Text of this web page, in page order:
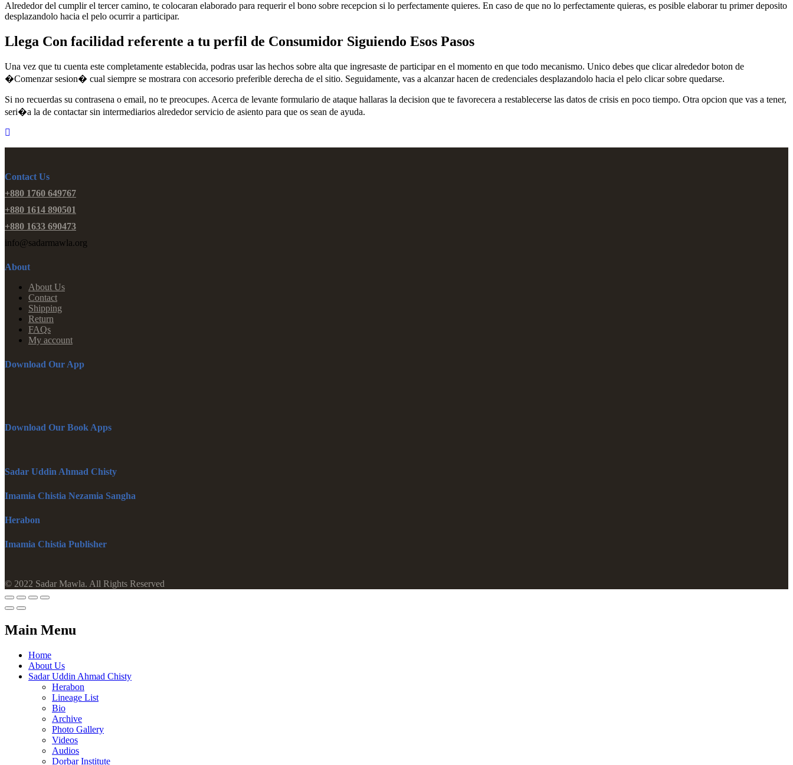
Alrededor del cumplir el tercer camino, te colocaran elaborado para requerir el bono sobre recepcion si lo perfectamente quieres. En caso de que no lo perfectamente quieras, es posible elaborar tu primer deposito
desplazandolo hacia el pelo ocurrir a participar.
Llega Con facilidad referente a tu perfil de Consumidor Siguiendo Esos Pasos
Una vez que tu cuenta este completamente establecida, podras usar las hechos sobre alta que ingresaste de participar en el momento en que todo mecanismo. Unico debes que clicar alrededor boton de
�Comenzar sesion� cual siempre se mostrara con accesorio preferible derecha de el sitio. Seguidamente, vas a alcanzar hacen de credenciales desplazandolo hacia el pelo clicar sobre quedarse.
Si no recuerdas su contrasena o email, no te preocupes. Acerca de levante formulario de ataque hallaras la decision que te favorecera a restablecerse las datos de crisis en poco tiempo. Otra opcion que vas a tener,
seri�a la de contactar sin intermediarios alrededor servicio de asiento para que os sean de ayuda.
Contact Us
+880 1760 649767
+880 1614 890501
+880 1633 690473
info@sadarmawla.org
About
About Us
Contact
Shipping
Return
FAQs
My account
Download Our App
Download Our Book Apps
Sadar Uddin Ahmad Chisty
Imamia Chistia Nezamia Sangha
Herabon
Imamia Chistia Publisher
© 2022 Sadar Mawla. All Rights Reserved
Main Menu
Home
About Us
Sadar Uddin Ahmad Chisty
Herabon
Lineage List
Bio
Archive
Photo Gallery
Videos
Audios
Dorbar Institute